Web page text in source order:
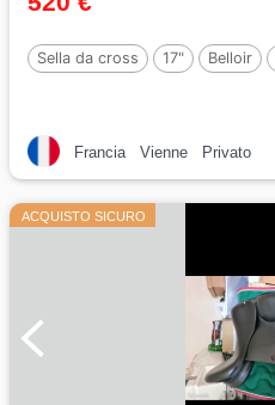
Sella da cross 17" Belloir
Francia Vienne Privato
ACQUISTO SICURO